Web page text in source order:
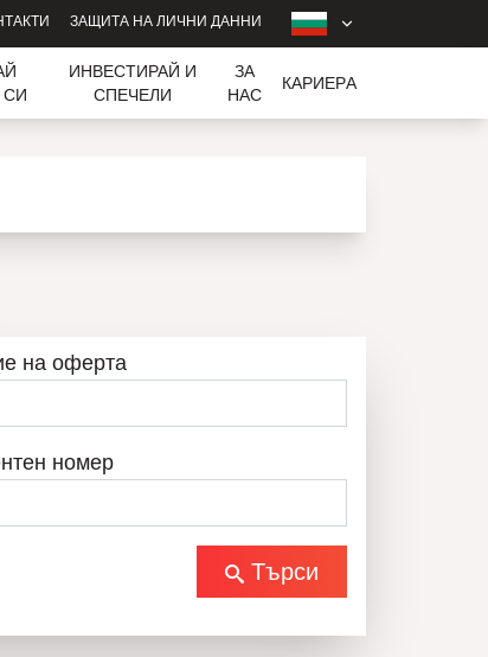
ЗАЩИТА НА ЛИЧНИ ДАННИ
ИНВЕСТИРАЙ И
СПЕЧЕЛИ
ЗА
НАС
КАРИЕРA
на оферта
номер
Търси